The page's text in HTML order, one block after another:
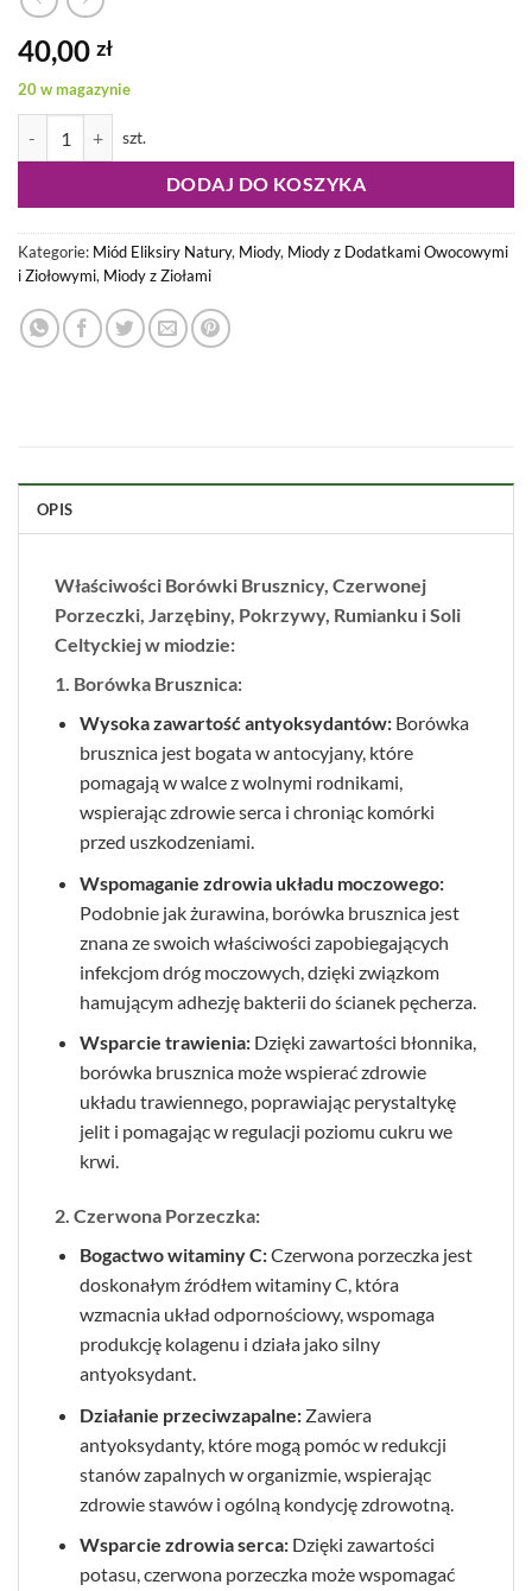
40,00 zł
20 w magazynie
DODAJ DO KOSZYKA
Kategorie: Miód Eliksiry Natury, Miody, Miody z Dodatkami Owocowymi
i Ziołowymi, Miody z Ziołami
OPIS
Właściwości Borówki Brusznicy, Czerwonej
Porzeczki, Jarzębiny, Pokrzywy, Rumianku i Soli
Celtyckiej w miodzie:
1. Borówka Brusznica:
Wysoka zawartość antyoksydantów:Borówka
brusznica jest bogata w antocyjany, które
pomagają w walce z wolnymi rodnikami,
wspierając zdrowie serca i chroniąc komórki
przed uszkodzeniami.
Wspomaganie zdrowia układu moczowego:
Podobnie jak żurawina, borówka brusznica jest
znana ze swoich właściwości zapobiegających
infekcjom dróg moczowych, dzięki związkom
hamującym adhezję bakterii do ścianek pęcherza.
Wsparcie trawienia:Dzięki zawartości błonnika,
borówka brusznica może wspierać zdrowie
układu trawiennego, poprawiając perystaltykę
jelit i pomagając w regulacji poziomu cukru we
krwi.
2. Czerwona Porzeczka:
Bogactwo witaminy C:Czerwona porzeczka jest
doskonałym źródłem witaminy C, która
wzmacnia układ odpornościowy, wspomaga
produkcję kolagenu i działa jako silny
antyoksydant.
Działanie przeciwzapalne:Zawiera
antyoksydanty, które mogą pomóc w redukcji
stanów zapalnych w organizmie, wspierając
zdrowie stawów i ogólną kondycję zdrowotną.
Wsparcie zdrowia serca:Dzięki zawartości
potasu, czerwona porzeczka może wspomagać